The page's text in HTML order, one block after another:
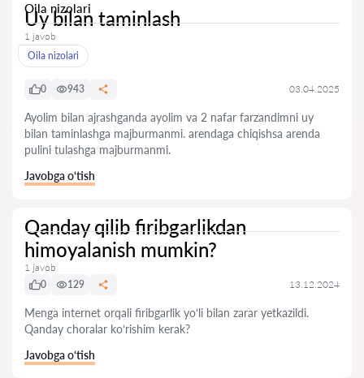
Oila nizolari
Uy bilan taminlash
1 javob
Oila nizolari
0 943 03.04.2025
Ayolim bilan ajrashganda ayolim va 2 nafar farzandimni uy
bilan taminlashga majburmanmi. arendaga chiqishsa arenda
pulini tulashga majburmanmi.
Javobga o‘tish
Qanday qilib firibgarlikdan
himoyalanish mumkin?
1 javob
0
129 13.12.2024
Menga internet orqali firibgarlik yo‘li bilan zarar yetkazildi.
Qanday choralar ko‘rishim kerak?
Javobga o‘tish